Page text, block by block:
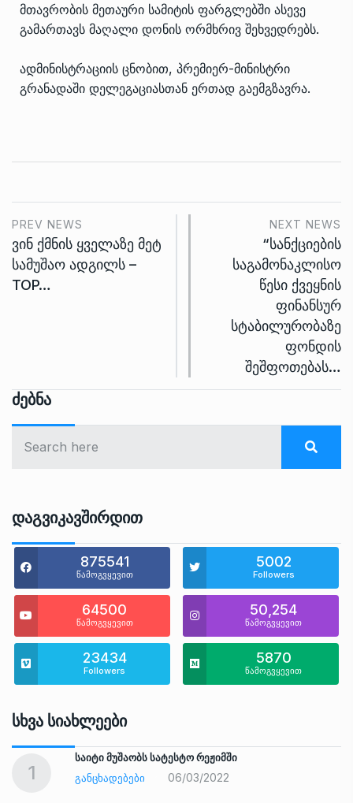
მთავრობის მეთაური სამიტის ფარგლებში ასევე
გამართავს მაღალი დონის ორმხრივ შეხვედრებს.
ადმინისტრაციის ცნობით, პრემიერ-მინისტრი
გრანადაში დელეგაციასთან ერთად გაემგზავრა.
PREV NEWS
ვინ ქმნის ყველაზე მეტ
სამუშაო ადგილს –
TOP…
NEXT NEWS
“სანქციების
საგამონაკლისო
წესი ქვეყნის
ფინანსურ
სტაბილურობაზე
ფონდის
შეშფოთებას…
Ძებნა
Დაგვიკავშირდით
875541
წამოგვყევით
5002
Followers
64500
წამოგვყევით
50,254
წამოგვყევით
23434
Followers
5870
წამოგვყევით
Სხვა Სიახლეები
1
საიტი მუშაობს სატესტო რეჟიმში
ᲒᲐᲜᲪᲮᲐᲓᲔᲑᲔᲑᲘ
06/03/2022